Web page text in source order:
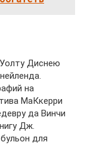
Диснею
на
МаКкерри
да Винчи
Дж.
для